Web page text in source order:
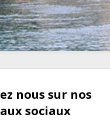
nous sur nos
sociaux